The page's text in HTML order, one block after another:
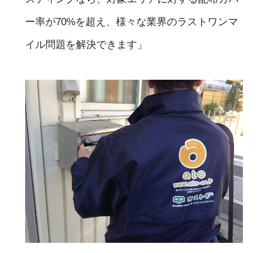
ー率が70%を超え、様々な業界のラストワンマ
イル問題を解決できます」